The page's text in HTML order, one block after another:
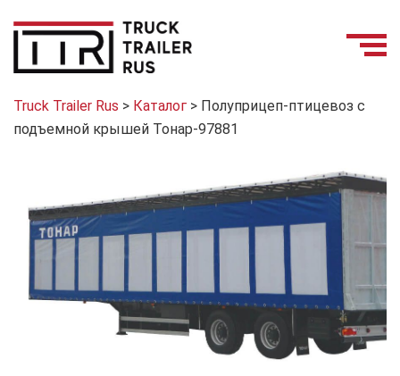
Truck Trailer Rus > Каталог > Полуприцеп-птицевоз с
подъемной крышей Тонар-97881